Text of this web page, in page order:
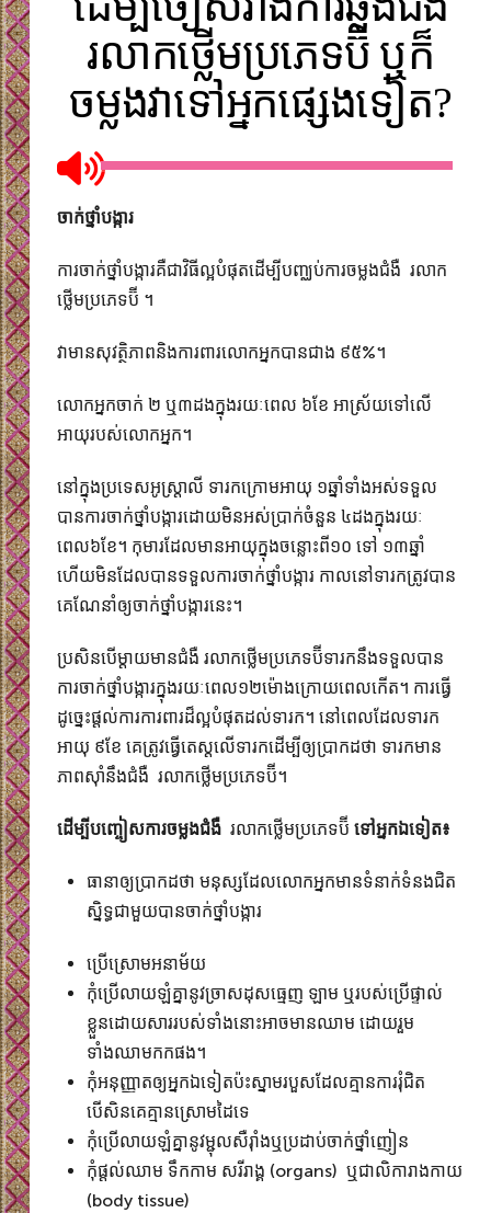
រលាកថ្លើមប្រភេទប៊ី ឬក៏
ចម្លងវាទៅអ្នកផ្សេងទៀត?
ចាក់ថ្នាំបង្ការ
ការចាក់ថ្នាំបង្ការគឺជាវិធីល្អបំផុតដើម្បីបញ្ឈប់ការចម្លងជំងឺ រលាក
ថ្លើមប្រភេទប៊ី ។
វាមានសុវត្ថិភាព​និងការពារលោកអ្នកបានជាង ៩៥%។
លោកអ្នកចាក់ ២​ ឬ៣​ដងក្នុងរយៈពេល ៦ខែ អាស្រ័យទៅ​លើ
អាយុរបស់លោកអ្នក។​
នៅក្នុងប្រទេសអូស្រ្តាលី ទារកក្រោមអាយុ ១ឆ្នាំទាំងអស់​ទទួល
បាន​ការចាក់ថ្នាំបង្ការដោយមិនអស់ប្រាក់ចំនួន ៤ដងក្នុងរយៈ
ពេល៦ខែ។ កុមារដែលមានអាយុក្នុងចន្លោះពី​១០ ទៅ ១៣​ឆ្នាំ
ហើយមិនដែល​បានទទួលការ​ចាក់ថ្នាំបង្ការ កាលនៅទារក​ត្រូវបាន
គេណែនាំ​ឲ្យចាក់ថ្នាំបង្ការនេះ។​
ប្រសិនបើម្តាយមានជំងឺ រលាកថ្លើមប្រភេទប៊ីទារកនឹងទទួល​បាន
ការចាក់ថ្នាំបង្ការ​ក្នុងរយៈពេល១២ម៉ោង​ក្រោយ​ពេលកើត។ ការធ្វើ
ដូច្នេះផ្តល់ការការពារដ៏ល្អបំផុតដល់ទារក។ នៅពេលដែល​ទារក
អាយុ ៩ខែ គេត្រូវធ្វើតេស្តលើទារក​ដើម្បីឲ្យប្រាកដថា​ ទារក​មាន
ភាពស៊ាំនឹងជំងឺ រលាកថ្លើមប្រភេទប៊ី។
ដើម្បីបញ្ចៀសការចម្លងជំងឺ រលាកថ្លើមប្រភេទប៊ី ទៅអ្នកឯទៀត៖
ធានាឲ្យប្រាកដថា មនុស្សដែលលោកអ្នកមាន​ទំនាក់ទំនង​ជិត
ស្និទ្ធជាមួយបានចាក់ថ្នាំបង្ការ
ប្រើស្រោមអនាម័យ
កុំប្រើលាយឡំគ្នានូវច្រាសដុសធ្មេញ ឡាម ឬរបស់ប្រើផ្ទាល់
ខ្លួន​ដោយសារ​របស់ទាំងនោះអាចមានឈាម ដោយរួម
ទាំងឈាម​កកផង។
កុំអនុញ្ញាតឲ្យអ្នកឯទៀតប៉ះស្នាមរបួសដែលគ្មានការរុំជិត
បើសិនគេគ្មានស្រោមដៃទេ
កុំប្រើលាយឡំគ្នានូវម្ជុល​សឺរ៉ាំង​ឬប្រដាប់ចាក់ថ្នាំញៀន
កុំផ្តល់ឈាម ទឹកកាម សរីរាង្គ (organs) ឬជាលិការាងកាយ
(body tissue)